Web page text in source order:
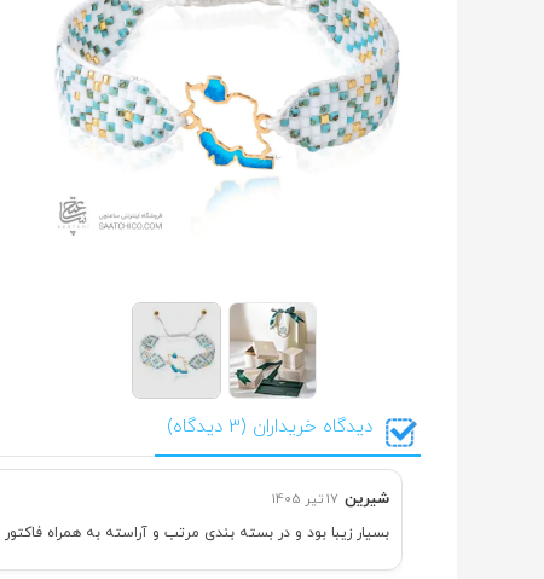
دیدگاه خریداران (3 دیدگاه)
شیرین 17 تیر 1405
بسیار زیبا بود و در بسته بندی مرتب و آراسته به همراه